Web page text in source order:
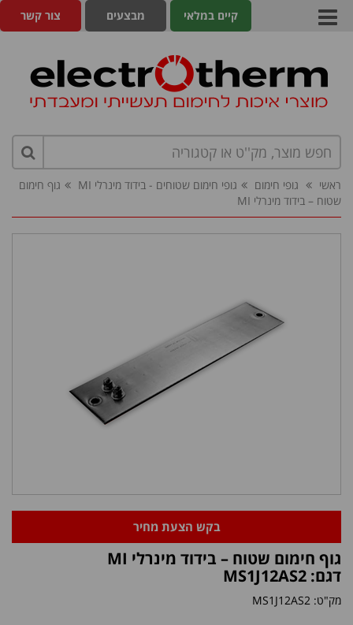
צור קשר מבצעים קיים במלאי
ראשי גופי חימום גופי חימום שטוחים - בידוד מינרלי MI
גוף חימום
שטוח – בידוד מינרלי MI
בקש הצעת מחיר
גוף חימום שטוח – בידוד מינרלי MI
דגם: MS1J12AS2
מק"ט: MS1J12AS2